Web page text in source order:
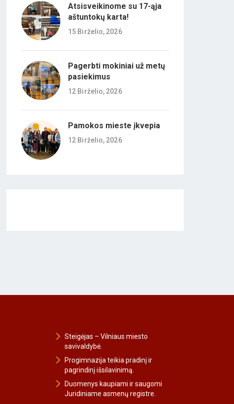
Atsisveikinome su 17-ąja
aštuntokų karta!
15 Birželio, 2026
Pagerbti mokiniai už metų
pasiekimus
12 Birželio, 2026
Pamokos mieste įkvepia
12 Birželio, 2026
Steigėjas – Vilniaus miesto
savivaldybė.
Progimnazija teikia pradinį ir
pagrindinį išsilavinimą.
Duomenys kaupiami ir saugomi
Juridiniame asmenų registre.